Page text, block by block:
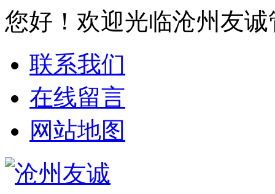
您好！欢迎光临沧州友
联系我们
在线留言
网站地图